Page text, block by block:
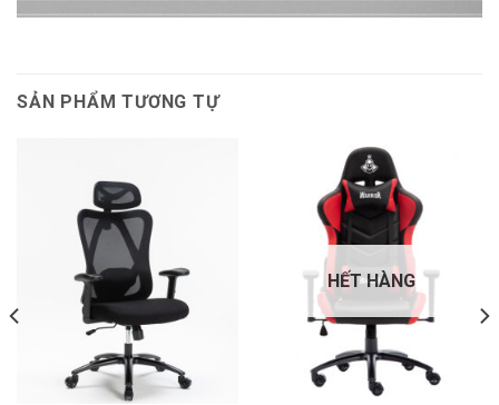
SẢN PHẨM TƯƠNG TỰ
HẾT HÀNG